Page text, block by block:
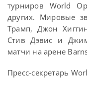
турниров World
других. Мировые
Трамп, Джон
Стив Дэвис и
матчи на арене
Пресс-секретарь